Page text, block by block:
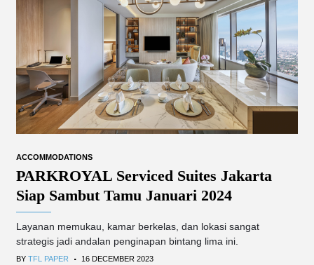
ACCOMMODATIONS
PARKROYAL Serviced Suites Jakarta
Siap Sambut Tamu Januari 2024
Layanan memukau, kamar berkelas, dan lokasi sangat
strategis jadi andalan penginapan bintang lima ini.
BY TFL PAPER . 16 DECEMBER 2023